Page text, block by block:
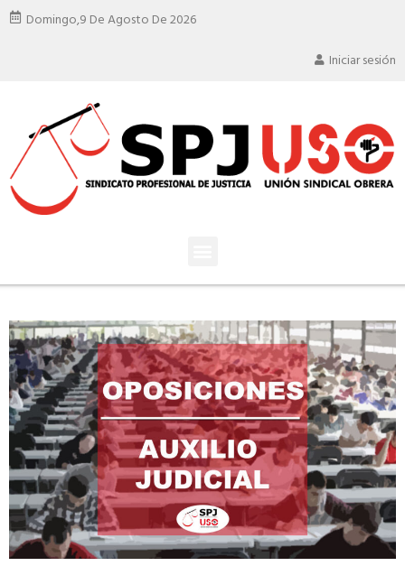
Domingo,9 De Agosto De 2026
Iniciar sesión